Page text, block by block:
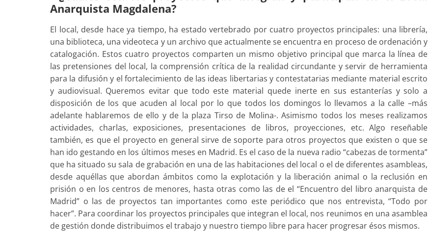
Anarquista Magdalena?
El local, desde hace ya tiempo, ha estado vertebrado por cuatro proyectos principales: una librería,
una biblioteca, una videoteca y un archivo que actualmente se encuentra en proceso de ordenación y
catalogación. Estos cuatro proyectos comparten un mismo objetivo principal que marca la línea de
las pretensiones del local, la comprensión crítica de la realidad circundante y servir de herramienta
para la difusión y el fortalecimiento de las ideas libertarias y contestatarias mediante material escrito
y audiovisual. Queremos evitar que todo este material quede inerte en sus estanterías y solo a
disposición de los que acuden al local por lo que todos los domingos lo llevamos a la calle –más
adelante hablaremos de ello y de la plaza Tirso de Molina-. Asimismo todos los meses realizamos
actividades, charlas, exposiciones, presentaciones de libros, proyecciones, etc. Algo reseñable
también, es que el proyecto en general sirve de soporte para otros proyectos que existen o que se
han ido gestando en los últimos meses en Madrid. Es el caso de la nueva radio “cabezas de tormenta”
que ha situado su sala de grabación en una de las habitaciones del local o el de diferentes asambleas,
desde aquéllas que abordan ámbitos como la explotación y la liberación animal o la reclusión en
prisión o en los centros de menores, hasta otras como las de el “Encuentro del libro anarquista de
Madrid” o las de proyectos tan importantes como este periódico que nos entrevista, “Todo por
hacer”. Para coordinar los proyectos principales que integran el local, nos reunimos en una asamblea
de gestión donde distribuimos el trabajo y nuestro tiempo libre para hacer progresar ésos mismos.